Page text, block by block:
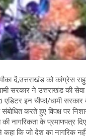
मौका दें,उत्तराखंड को
सरकार ने उत्तराखंड की
इन चीफl/धामी सरकार
करते हुए विपक्ष पर
की नागरिकता के
कहा कि जो देश का नागरिक